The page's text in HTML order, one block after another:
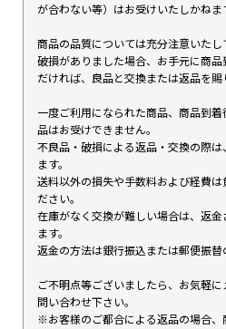
が合わない等）はお受けいたしかねま
商品の品質については充分注意いたし
破損がありました場合、お手元に商
だければ、良品と交換または返品を賜
一度ご利用になられた商品、商品到
品はお受けできません。
不良品・破損による返品・交換の際
ます。
送料以外の損失や手数料および経費は
ださい。
在庫がなく交換が難しい場合は、返
ます。
返金の方法は銀行振込または郵便振替
ご不明点等ございましたら、お気軽
問い合わせ下さい。
※お客様のご都合による返品の場合、